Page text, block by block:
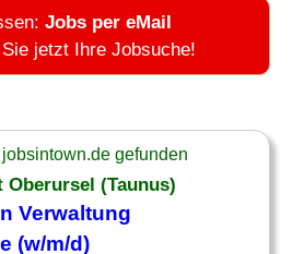
Jobs per eMail
jetzt Ihre Jobsuche!
gefunden
(Taunus)
Verwaltung
(w/m/d)